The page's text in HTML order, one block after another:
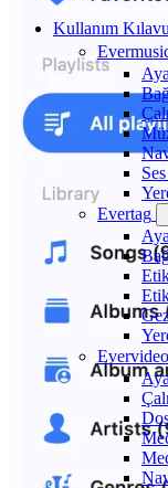
Kullanım
Evertag
Evervideo